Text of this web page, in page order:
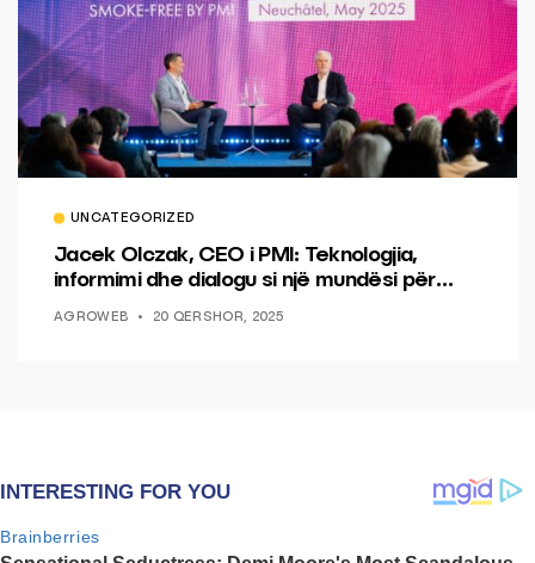
UNCATEGORIZED
Jacek Olczak, CEO i PMI: Teknologjia,
informimi dhe dialogu si një mundësi për
AGROWEB 20 QERSHOR, 2025